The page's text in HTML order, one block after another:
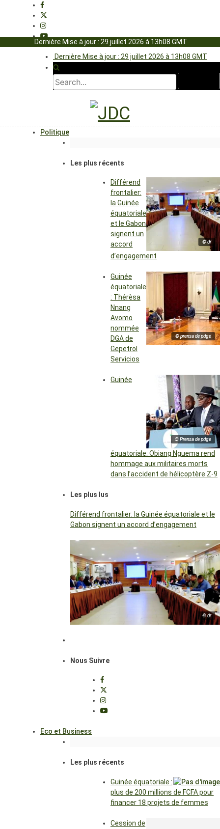
Dernière Mise à jour : 29 juillet 2026 à 13h08 GMT
Dernière Mise à jour : 29 juillet 2026 à 13h08 GMT
Politique
Les plus récents
© dr
Différend
frontalier:
la Guinée
équatoriale
et le Gabon
signent un
accord
d’engagement
© prensa de pdge
Guinée
équatoriale
: Thérèsa
Nnang
Avomo
nommée
DGA de
Gepetrol
Servicios
© Prensa de pdge
Guinée
équatoriale: Obiang Nguema rend
hommage aux militaires morts
dans l’accident de hélicoptère Z-9
Les plus lus
Différend frontalier: la Guinée équatoriale et le
Gabon signent un accord d’engagement
© dr
Nous Suivre
Eco et Business
Les plus récents
Guinée équatoriale :
plus de 200 millions de FCFA pour
financer 18 projets de femmes
Cession de